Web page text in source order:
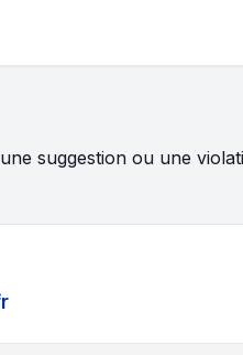
suggestion ou une